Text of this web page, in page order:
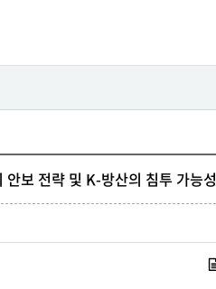
보 전략 및 K-방산의 침투 가능성